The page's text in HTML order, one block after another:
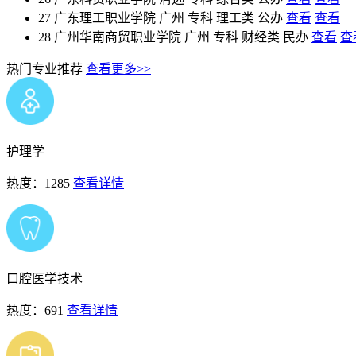
27 广东理工职业学院 广州 专科 理工类 公办 查看 查看
28 广州华南商贸职业学院 广州 专科 财经类 民办 查看 查
热门专业推荐 查看更多>>
护理学
热度：1285 查看详情
口腔医学技术
热度：691 查看详情